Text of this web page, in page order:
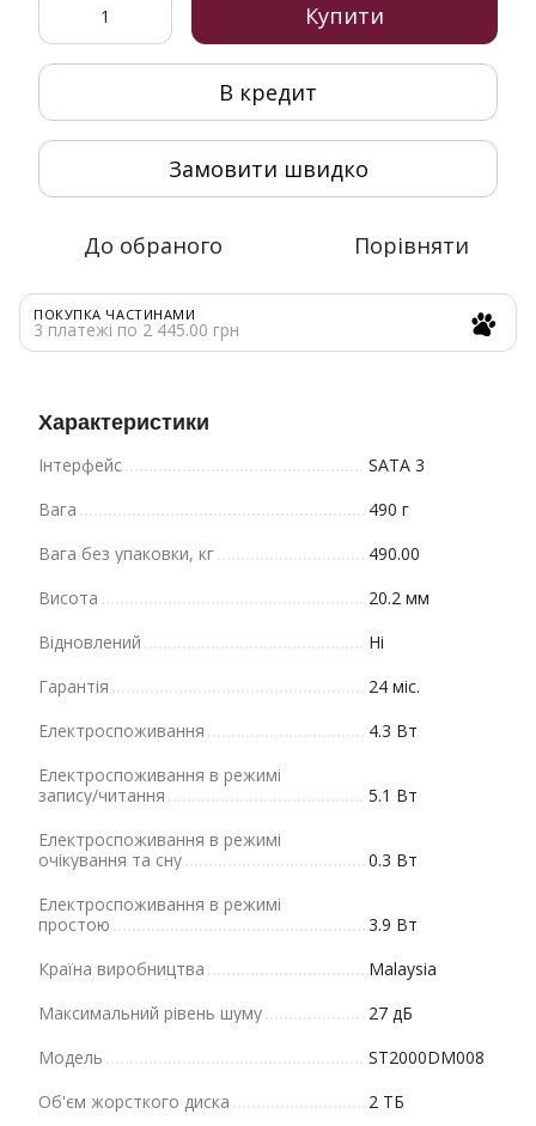
Купити
В кредит
Замовити швидко
До обраного Порівняти
ПОКУПКА ЧАСТИНАМИ
3 платежі по 2 445.00 грн
Характеристики
Інтерфейс
SATA 3
Вага
490 г
Вага без упаковки, кг
490.00
Висота
20.2 мм
Відновлений
Ні
Гарантія
24 міс.
Електроспоживання
4.3 Вт
Електроспоживання в режимі
запису/читання
5.1 Вт
Електроспоживання в режимі
очікування та сну
0.3 Вт
Електроспоживання в режимі
простою
3.9 Вт
Країна виробництва
Malaysia
Максимальний рівень шуму
27 дБ
Модель
ST2000DM008
Об'єм жорсткого диска
2 ТБ